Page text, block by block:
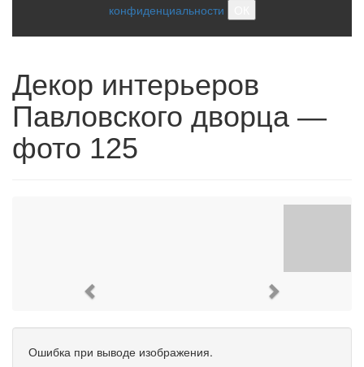
конфиденциальности
Декор интерьеров
Павловского дворца —
фото 125
Ошибка при выводе изображения.